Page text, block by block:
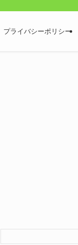
プライバシーポリシー